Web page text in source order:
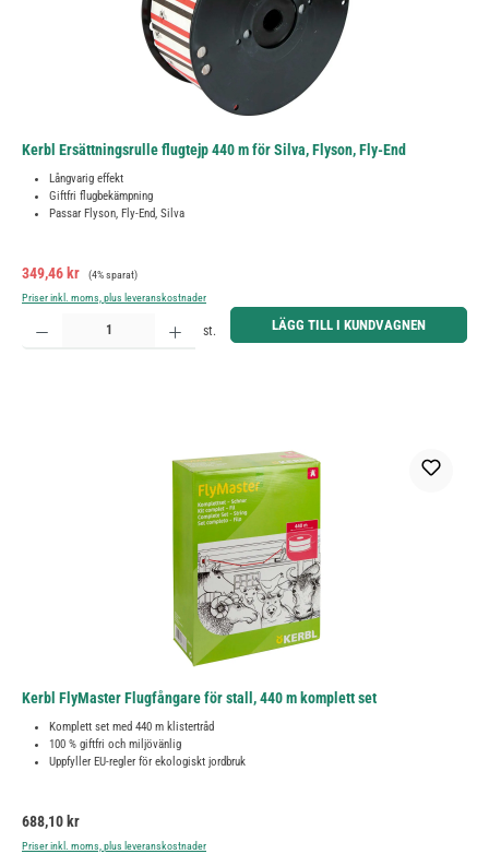
Kerbl Ersättningsrulle flugtejp 440 m för Silva, Flyson, Fly-End
Långvarig effekt
Giftfri flugbekämpning
Passar Flyson, Fly-End, Silva
Försäljningspris:
349,46 kr Ordinarie pris:
(4% sparat)
Priser inkl. moms, plus leveranskostnader
Produktkvantitet: Ange önskat belopp eller använd knapparna för att öka eller minska kvantiteten.
st. LÄGG TILL I KUNDVAGNEN
Kerbl FlyMaster Flugfångare för stall, 440 m komplett set
Komplett set med 440 m klistertråd
100 % giftfri och miljövänlig
Uppfyller EU-regler för ekologiskt jordbruk
Ordinarie pris:
688,10 kr
Priser inkl. moms, plus leveranskostnader